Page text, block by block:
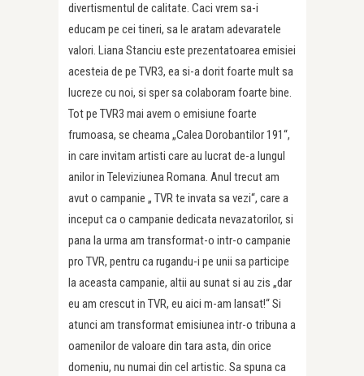
divertismentul de calitate. Caci vrem sa-i
educam pe cei tineri, sa le aratam adevaratele
valori. Liana Stanciu este prezentatoarea emisiei
acesteia de pe TVR3, ea si-a dorit foarte mult sa
lucreze cu noi, si sper sa colaboram foarte bine.
Tot pe TVR3 mai avem o emisiune foarte
frumoasa, se cheama „Calea Dorobantilor 191“,
in care invitam artisti care au lucrat de-a lungul
anilor in Televiziunea Romana. Anul trecut am
avut o campanie „ TVR te invata sa vezi“, care a
inceput ca o campanie dedicata nevazatorilor, si
pana la urma am transformat-o intr-o campanie
pro TVR, pentru ca rugandu-i pe unii sa participe
la aceasta campanie, altii au sunat si au zis „dar
eu am crescut in TVR, eu aici m-am lansat!“ Si
atunci am transformat emisiunea intr-o tribuna a
oamenilor de valoare din tara asta, din orice
domeniu, nu numai din cel artistic. Sa spuna ca